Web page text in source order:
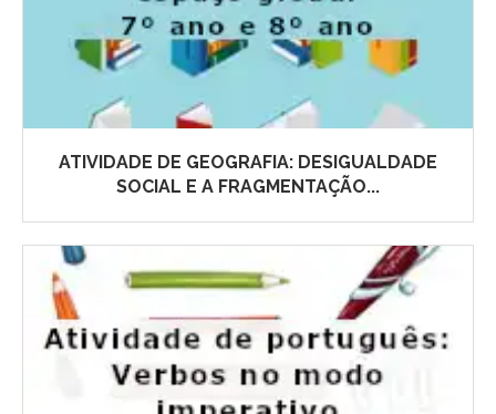
ATIVIDADE DE GEOGRAFIA: DESIGUALDADE
SOCIAL E A FRAGMENTAÇÃO...